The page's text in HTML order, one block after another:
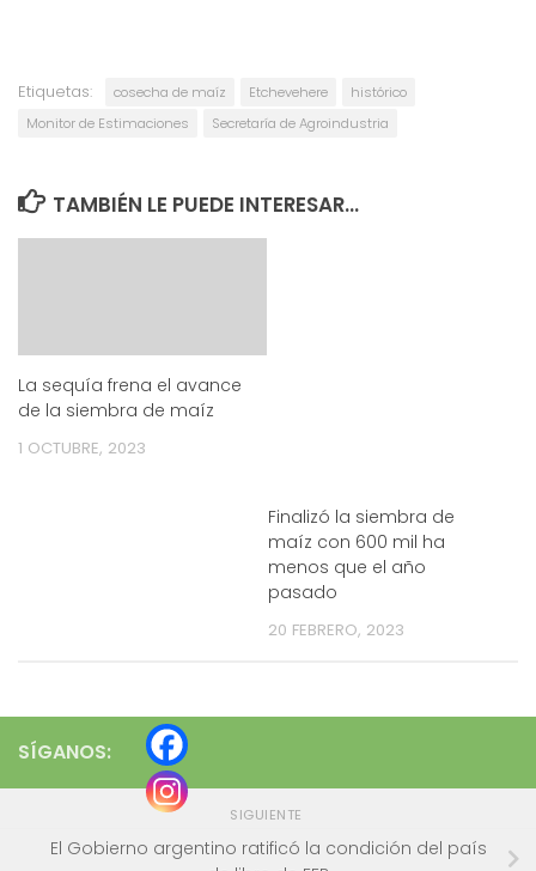
Etiquetas: cosecha de maíz Etchevehere
histórico
Monitor de Estimaciones
Secretaría de Agroindustria
TAMBIÉN LE PUEDE INTERESAR...
La sequía frena el avance
de la siembra de maíz
1 OCTUBRE, 2023
Finalizó la siembra de
maíz con 600 mil ha
menos que el año
pasado
20 FEBRERO, 2023
SÍGANOS:
SIGUIENTE
El Gobierno argentino ratificó la condición del país